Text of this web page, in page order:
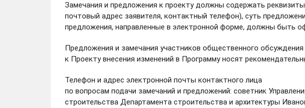
Замечания и предложения к проекту должны содержать
почтовый адрес заявителя, контактный телефон), суть
предложения, направленные в электронной форме, должны быть
Предложения и замечания участников общественного обсуждения
к Проекту внесения изменений в Программу носят
Телефон и адрес электронной почты контактного лица
по вопросам подачи замечаний и предложений: советник
строительства Департамента строительства и архитектуры